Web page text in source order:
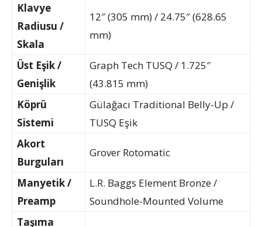
Klavye
Radiusu /
Skala
12″ (305 mm) / 24.75″ (628.65
mm)
Üst Eşik /
Genişlik
Graph Tech TUSQ / 1.725″
(43.815 mm)
Köprü
Sistemi
Gülağacı Traditional Belly-Up /
TUSQ Eşik
Akort
Burguları
Grover Rotomatic
Manyetik /
Preamp
L.R. Baggs Element Bronze /
Soundhole-Mounted Volume
Taşıma